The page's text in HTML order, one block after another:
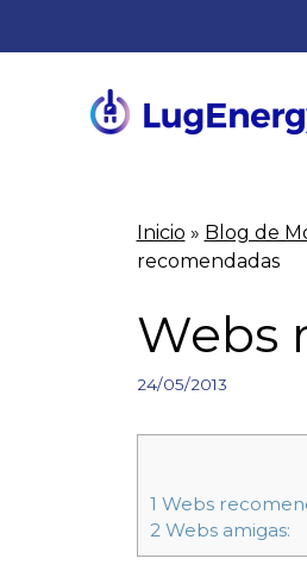
Inicio » Blog de
recomendadas
Webs
24/05/2013
1 Webs
2Webs amigas: